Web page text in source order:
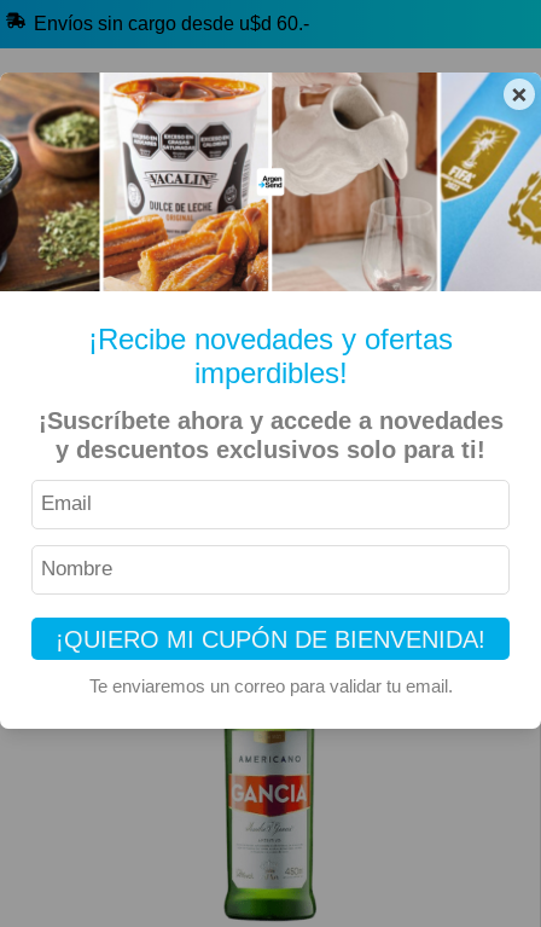
×
¡Recibe novedades y ofertas
imperdibles!
¡Suscríbete ahora y accede a novedades
y descuentos exclusivos solo para ti!
¡QUIERO MI CUPÓN DE BIENVENIDA!
Te enviaremos un correo para validar tu email.
Envíos sin cargo desde u$d 60.-
🔥 Selección Argentina
🧉 Clásicos argentinos 🏷️ Todas las categorías
Inicio Bebidas Con Alcohol (+18) Aperitivos (+18)
Americano Gancia – Aperitivo 450ml